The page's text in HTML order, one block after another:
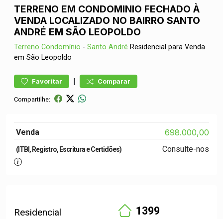
TERRENO EM CONDOMINIO FECHADO À
VENDA LOCALIZADO NO BAIRRO SANTO
ANDRÉ EM SÃO LEOPOLDO
Terreno Condomínio - Santo André Residencial para Venda
em São Leopoldo
Favoritar | Comparar
Compartilhe:
Venda 698.000,00
(ITBI, Registro, Escritura e Certidões) Consulte-nos
Residencial 1399